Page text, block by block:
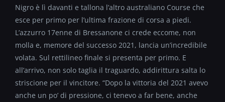
Nigro è lì davanti e tallona l’altro australiano Course che
esce per primo per l’ultima frazione di corsa a piedi.
L’azzurro 17enne di Bressanone ci crede eccome, non
molla e, memore del successo 2021, lancia un’incredibile
volata. Sul rettilineo finale si presenta per primo. E
all’arrivo, non solo taglia il traguardo, addirittura salta lo
striscione per il vincitore. “Dopo la vittoria del 2021 avevo
anche un po’ di pressione, ci tenevo a far bene, anche